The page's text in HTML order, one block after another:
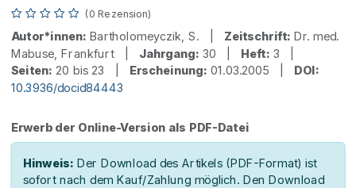
(0 Rezension)
Autor*innen: Bartholomeyczik, S. | Zeitschrift: Dr. med.
Mabuse, Frankfurt | Jahrgang: 30 | Heft: 3 |
Seiten: 20 bis 23 | Erscheinung: 01.03.2005 | DOI:
10.3936/docid84443
Erwerb der Online-Version als PDF-Datei
Hinweis: Der Download des Artikels (PDF-Format) ist
sofort nach dem Kauf/Zahlung möglich. Den Download